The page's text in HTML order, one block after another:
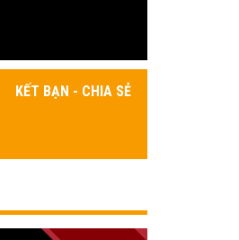
KẾT BẠN - CHIA SẺ